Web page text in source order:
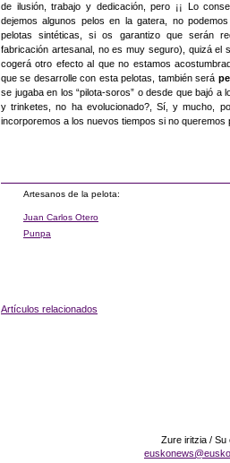
de ilusión, trabajo y dedicación, pero ¡¡ Lo
dejemos algunos pelos en la gatera, no
pelotas sintéticas, si os garantizo que serán
fabricación artesanal, no es muy seguro), quizá el
cogerá otro efecto al que no estamos
que se desarrolle con esta pelotas, también será
se jugaba en los “pilota-soros” o desde que bajó a
y trinketes, no ha evolucionado?, Sí, y mucho,
incorporemos a los nuevos tiempos si no queremos
Artesanos de la pelota:
Juan Carlos Otero
Punpa
Artículos relacionados
Zure iritzia / Su